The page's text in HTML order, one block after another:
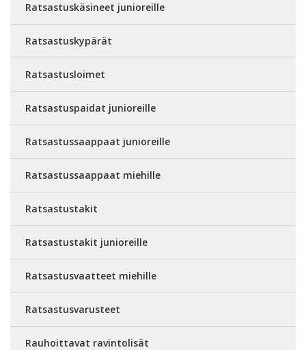
Ratsastuskäsineet junioreille
Ratsastuskypärät
Ratsastusloimet
Ratsastuspaidat junioreille
Ratsastussaappaat junioreille
Ratsastussaappaat miehille
Ratsastustakit
Ratsastustakit junioreille
Ratsastusvaatteet miehille
Ratsastusvarusteet
Rauhoittavat ravintolisät